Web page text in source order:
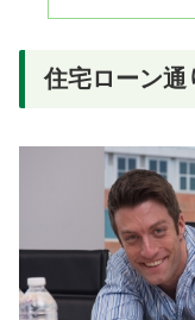
住宅ローン通